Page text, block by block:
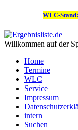
WLC-
Willkommen auf der
Home
Termine
WLC
Service
Impressum
intern
Suchen